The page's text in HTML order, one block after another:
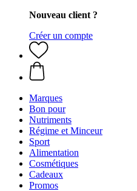
Nouveau client ?
Créer un compte
Marques
Bon pour
Nutriments
Régime et Minceur
Sport
Alimentation
Cosmétiques
Cadeaux
Promos